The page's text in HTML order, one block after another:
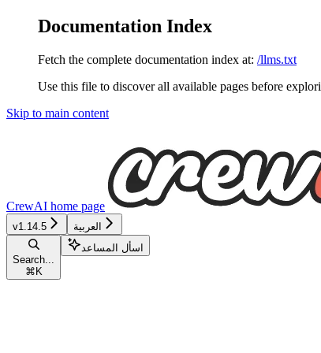
Documentation Index
Fetch the complete documentation index at: /llms.txt
Use this file to discover all available pages before
Skip to main content
CrewAI home page
v1.14.5 العربية
Search...
⌘ K
اسأل المساعد